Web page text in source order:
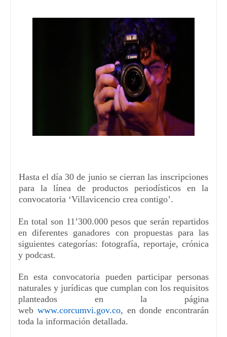
Hasta el día 30 de junio se cierran las inscripciones
para la línea de productos periodísticos en la
convocatoria ‘Villavicencio crea contigo’.
En total son 11 ’300.000pesosque serán repartidos
en diferentes ganadores con propuestas para las
siguientes categorías: fotografía, reportaje, crónica
y podcast.
En esta convocatoria pueden participar personas
naturales y jurídicas que cumplan con los requisitos
planteados en la página
web www.corcumvi.gov.co, en donde encontrarán
toda la información detallada.